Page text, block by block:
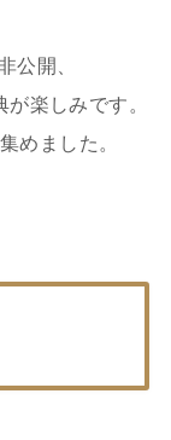
開、
楽しみです。
めました。